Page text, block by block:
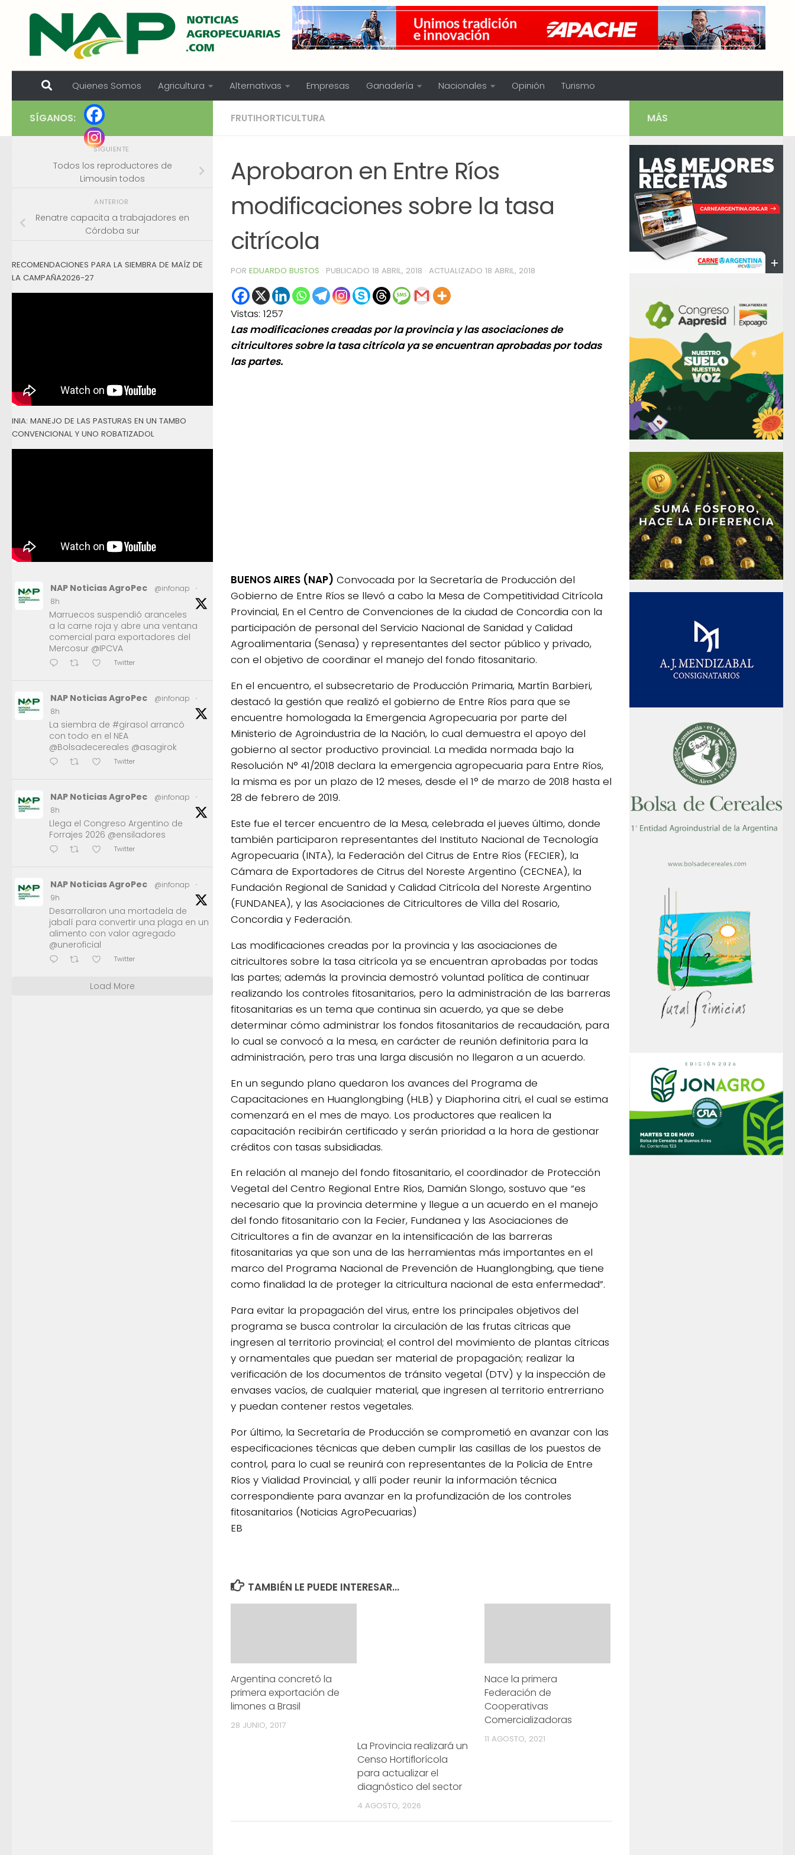
Skip to content
Quienes Somos Agricultura Alternativas Empresas Ganadería Nacionales Opinión Turismo
FRUTIHORTICULTURA
Aprobaron en Entre Ríos
modificaciones sobre la tasa
citrícola
POR EDUARDO BUSTOS · PUBLICADO 18 ABRIL, 2018 · ACTUALIZADO 18 ABRIL, 2018
Vistas: 1257
Las modificaciones creadas por la provincia y las asociaciones de
citricultores sobre la tasa citrícola ya se encuentran aprobadas por todas
las partes.
BUENOS AIRES (NAP) Convocada por la Secretaría de Producción del
Gobierno de Entre Ríos se llevó a cabo la Mesa de Competitividad Citrícola
Provincial, En el Centro de Convenciones de la ciudad de Concordia con la
participación de personal del Servicio Nacional de Sanidad y Calidad
Agroalimentaria (Senasa) y representantes del sector público y privado,
con el objetivo de coordinar el manejo del fondo fitosanitario.
En el encuentro, el subsecretario de Producción Primaria, Martín Barbieri,
destacó la gestión que realizó el gobierno de Entre Ríos para que se
encuentre homologada la Emergencia Agropecuaria por parte del
Ministerio de Agroindustria de la Nación, lo cual demuestra el apoyo del
gobierno al sector productivo provincial. La medida normada bajo la
Resolución N° 41/2018 declara la emergencia agropecuaria para Entre Ríos,
la misma es por un plazo de 12 meses, desde el 1° de marzo de 2018 hasta el
28 de febrero de 2019.
Este fue el tercer encuentro de la Mesa, celebrada el jueves último, donde
también participaron representantes del Instituto Nacional de Tecnología
Agropecuaria (INTA), la Federación del Citrus de Entre Ríos (FECIER), la
Cámara de Exportadores de Citrus del Noreste Argentino (CECNEA), la
Fundación Regional de Sanidad y Calidad Citrícola del Noreste Argentino
(FUNDANEA), y las Asociaciones de Citricultores de Villa del Rosario,
Concordia y Federación.
Las modificaciones creadas por la provincia y las asociaciones de
citricultores sobre la tasa citrícola ya se encuentran aprobadas por todas
las partes; además la provincia demostró voluntad política de continuar
realizando los controles fitosanitarios, pero la administración de las barreras
fitosanitarias es un tema que continua sin acuerdo, ya que se debe
determinar cómo administrar los fondos fitosanitarios de recaudación, para
lo cual se convocó a la mesa, en carácter de reunión definitoria para la
administración, pero tras una larga discusión no llegaron a un acuerdo.
En un segundo plano quedaron los avances del Programa de
Capacitaciones en Huanglongbing (HLB) y Diaphorina citri, el cual se estima
comenzará en el mes de mayo. Los productores que realicen la
capacitación recibirán certificado y serán prioridad a la hora de gestionar
créditos con tasas subsidiadas.
En relación al manejo del fondo fitosanitario, el coordinador de Protección
Vegetal del Centro Regional Entre Ríos, Damián Slongo, sostuvo que “es
necesario que la provincia determine y llegue a un acuerdo en el manejo
del fondo fitosanitario con la Fecier, Fundanea y las Asociaciones de
Citricultores a fin de avanzar en la intensificación de las barreras
fitosanitarias ya que son una de las herramientas más importantes en el
marco del Programa Nacional de Prevención de Huanglongbing, que tiene
como finalidad la de proteger la citricultura nacional de esta enfermedad”.
Para evitar la propagación del virus, entre los principales objetivos del
programa se busca controlar la circulación de las frutas cítricas que
ingresen al territorio provincial; el control del movimiento de plantas cítricas
y ornamentales que puedan ser material de propagación; realizar la
verificación de los documentos de tránsito vegetal (DTV) y la inspección de
envases vacíos, de cualquier material, que ingresen al territorio entrerriano
y puedan contener restos vegetales.
Por último, la Secretaría de Producción se comprometió en avanzar con las
especificaciones técnicas que deben cumplir las casillas de los puestos de
control, para lo cual se reunirá con representantes de la Policía de Entre
Ríos y Vialidad Provincial, y allí poder reunir la información técnica
correspondiente para avanzar en la profundización de los controles
fitosanitarios (Noticias AgroPecuarias)
EB
TAMBIÉN LE PUEDE INTERESAR...
Argentina concretó la
primera exportación de
limones a Brasil
28 JUNIO, 2017
La Provincia realizará un
Censo Hortiflorícola
para actualizar el
diagnóstico del sector
4 AGOSTO, 2026
Nace la primera
Federación de
Cooperativas
Comercializadoras
11 AGOSTO, 2021
SÍGANOS:
SIGUIENTE
Todos los reproductores de
Limousin todos
ANTERIOR
Renatre capacita a trabajadores en
Córdoba sur
RECOMENDACIONES PARA LA SIEMBRA DE MAÍZ DE
LA CAMPAÑA2026-27
INIA: MANEJO DE LAS PASTURAS EN UN TAMBO
CONVENCIONAL Y UNO ROBATIZADOL
NAP Noticias AgroPec @infonap
·
8h
Marruecos suspendió aranceles
a la carne roja y abre una ventana
comercial para exportadores del
Mercosur @IPCVA
Twitter
NAP Noticias AgroPec @infonap
·
8h
La siembra de #girasol arrancó
con todo en el NEA
@Bolsadecereales @asagirok
Twitter
NAP Noticias AgroPec @infonap
·
8h
Llega el Congreso Argentino de
Forrajes 2026 @ensiladores
Twitter
NAP Noticias AgroPec @infonap
·
9h
Desarrollaron una mortadela de
jabalí para convertir una plaga en un
alimento con valor agregado
@uneroficial
Twitter
Load More
MÁS